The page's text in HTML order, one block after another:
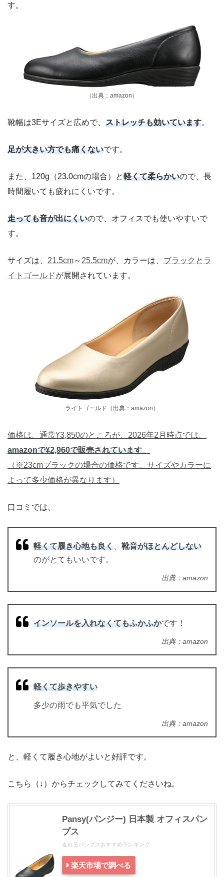
す。
（出典：amazon）
靴幅は3Eサイズと広めで、 ストレッチも効いています。
足が大きい方でも痛くないです。
また、120g（23.0cmの場合）と軽くて柔らかいので、長
時間履いても疲れにくいです。
走っても音が出にくいので、オフィスでも使いやすいで
す。
サイズは、 21.5cm～ 25.5cmが、カラーは、 ブラック と ラ
イトゴールドが展開されています。
ライトゴールド（出典：amazon）
価格は、通常¥3,850のところが、2026年2月時点では、
amazonで¥2,960で販売されています。
（※23cmブラックの場合の価格です。サイズやカラーに
よって多少価格が異なります）
口コミでは、
軽くて履き心地も良く
靴音がほとんどしない
のがとてもいいです。
出典：amazon
インソールを入れなくてもふかふかです！
出典：amazon
軽くて歩きやすい
多少の雨でも平気でした
出典：amazon
と、軽くて履き心地がよいと好評です。
こちら（↓）からチェックしてみてくださいね。
Pansy(パンジー) 日本製 オフィスパン
プス
走れるパンプスおすすめランキング
楽天市場で調べる